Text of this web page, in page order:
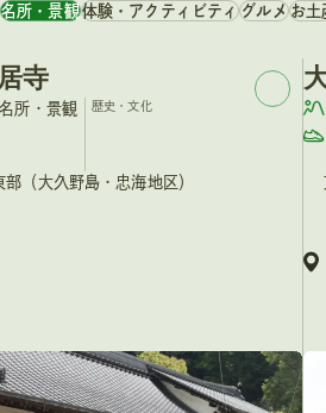
名所・景観体験・アクティビティグルメお土
寺
名所・景観 歴史・文化
部（大久野島・忠海地区）